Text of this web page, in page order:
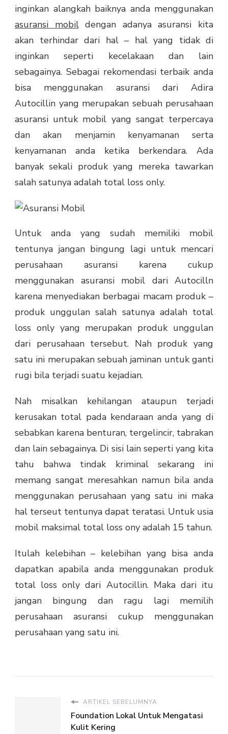
inginkan alangkah baiknya anda menggunakan
asuransi mobildengan adanya asuransi kita
akan terhindar dari hal – hal yang tidak di
inginkan seperti kecelakaan dan lain
sebagainya. Sebagai rekomendasi terbaik anda
bisa menggunakan asuransi dari Adira
Autocillin yang merupakan sebuah perusahaan
asuransi untuk mobil yang sangat terpercaya
dan akan menjamin kenyamanan serta
kenyamanan anda ketika berkendara. Ada
banyak sekali produk yang mereka tawarkan
salah satunya adalah total loss only.
Untuk anda yang sudah memiliki mobil
tentunya jangan bingung lagi untuk mencari
perusahaan asuransi karena cukup
menggunakan asuransi mobil dari Autocilln
karena menyediakan berbagai macam produk –
produk unggulan salah satunya adalah total
loss only yang merupakan produk unggulan
dari perusahaan tersebut. Nah produk yang
satu ini merupakan sebuah jaminan untuk ganti
rugi bila terjadi suatu kejadian.
Nah misalkan kehilangan ataupun terjadi
kerusakan total pada kendaraan anda yang di
sebabkan karena benturan, tergelincir, tabrakan
dan lain sebagainya. Di sisi lain seperti yang kita
tahu bahwa tindak kriminal sekarang ini
memang sangat meresahkan namun bila anda
menggunakan perusahaan yang satu ini maka
hal terseut tentunya dapat teratasi. Untuk usia
mobil maksimal total loss ony adalah 15 tahun.
Itulah kelebihan – kelebihan yang bisa anda
dapatkan apabila anda menggunakan produk
total loss only dari Autocillin. Maka dari itu
jangan bingung dan ragu lagi memilih
perusahaan asuransi cukup menggunakan
perusahaan yang satu ini.
ARTIKEL SEBELUMNYA
Foundation Lokal Untuk Mengatasi
Kulit Kering